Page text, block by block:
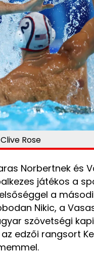
Rose
Norbertnek és
játékos a
a
Nikic, a
szövetségi
edzői rangsort